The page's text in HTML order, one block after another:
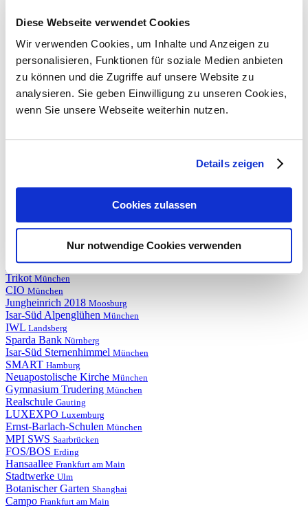
Diese Webseite verwendet Cookies
Wir verwenden Cookies, um Inhalte und Anzeigen zu
personalisieren, Funktionen für soziale Medien anbieten
zu können und die Zugriffe auf unsere Website zu
analysieren. Sie geben Einwilligung zu unseren Cookies,
wenn Sie unsere Webseite weiterhin nutzen.
Details zeigen
Cookies zulassen
Nur notwendige Cookies verwenden
Meiller Gärten BF5 München
Rathaus
HirschgartenMünchen
MPI für Physik Garching
Siemens Campus Erlangen
MB VerlagRegensburg
Logistikzentrum FMGMünchen
Fraport Terminal 3 Frankfurt
Die Bogenscheiben
KönigstorRegensburg
KUKA
BachstrasseBerlin
Plus Energie QuartierOberursel
Frankencampus 148
PrälaturstockWeyarn
TrikotMünchen
CIO München
Jungheinrich 2018 Moosburg
Isar-Süd Alpenglühen München
IWL Landsberg
Sparda Bank Nürnberg
Isar-Süd Sternenhimmel München
SMART Hamburg
Neuapostolische Kirche München
Gymnasium Trudering München
Realschule Gauting
LUXEXPO Luxemburg
Ernst-Barlach-Schulen München
MPI SWS Saarbrücken
FOS/BOS Erding
Hansaallee Frankfurt am Main
Stadtwerke Ulm
Botanischer Garten Shanghai
Campo Frankfurt am Main